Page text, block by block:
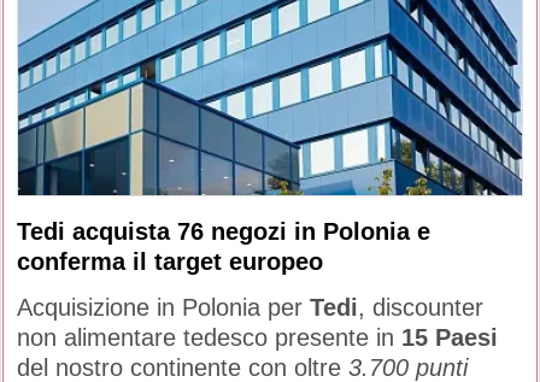
Tedi acquista 76 negozi in Polonia e
conferma il target europeo
Acquisizione in Polonia per Tedi, discounter
non alimentare tedesco presente in 15 Paesi
del nostro continente con oltre 3.700 punti